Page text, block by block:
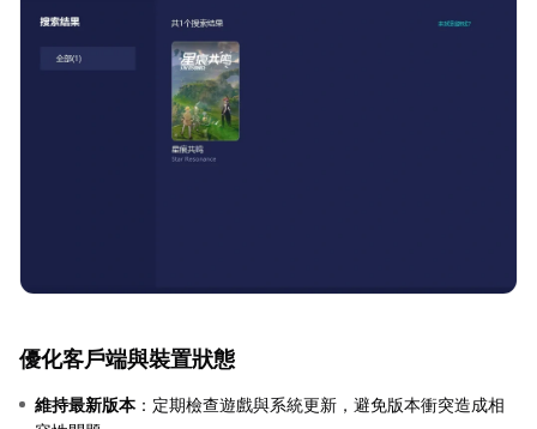
優化客戶端與裝置狀態
維持最新版本：定期檢查遊戲與系統更新，避免版本衝突造成相